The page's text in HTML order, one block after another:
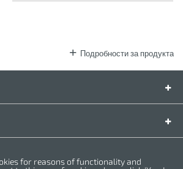
Подробности за продукта
данниfor reasons of functionality and